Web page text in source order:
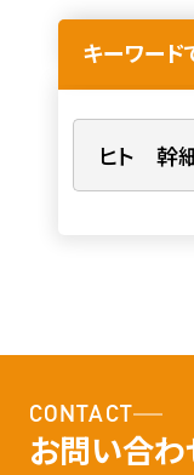
キーワード
CONTACT
お問い合わ